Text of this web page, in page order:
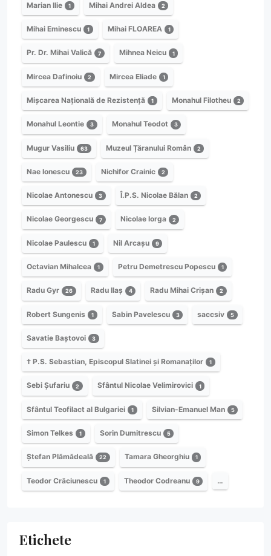
Marian Ilie 1 Mihai Andrei Aldea 2
Mihai Eminescu 1 Mihai FLOAREA 1
Pr. Dr. Mihai Valică 7 Mihnea Neicu 1
Mircea Dafinoiu 2 Mircea Eliade 1
Mișcarea Națională de Rezistență 1 Monahul Filotheu 2
Monahul Leontie 3 Monahul Teodot 3
Mugur Vasiliu 63 Muzeul Țăranului Român 2
Nae Ionescu 23 Nichifor Crainic 2
Nicolae Antonescu 3 Î.P.S. Nicolae Bălan 2
Nicolae Georgescu 7 Nicolae Iorga 2
Nicolae Paulescu 1 Nil Arcașu 9
Octavian Mihalcea 1 Petru Demetrescu Popescu 1
Radu Gyr 26 Radu Ilaș 4 Radu Mihai Crișan 2
Robert Sungenis 1 Sabin Pavelescu 3 saccsiv 5
Savatie Baștovoi 3
† P.S. Sebastian, Episcopul Slatinei și Romanaților 1
Sebi Șufariu 2 Sfântul Nicolae Velimirovici 1
Sfântul Teofilact al Bulgariei 1 Silvian-Emanuel Man 5
Simon Telkes 1 Sorin Dumitrescu 5
Ștefan Plămădeală 22 Tamara Gheorghiu 1
Teodor Crăciunescu 1 Theodor Codreanu 9 …
Etichete